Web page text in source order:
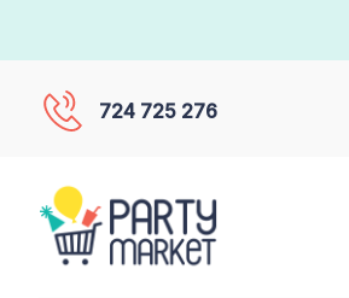
724 725 276